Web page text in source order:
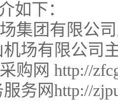
如下：
集团有限公
场有限公司
购网 http://
务网http://